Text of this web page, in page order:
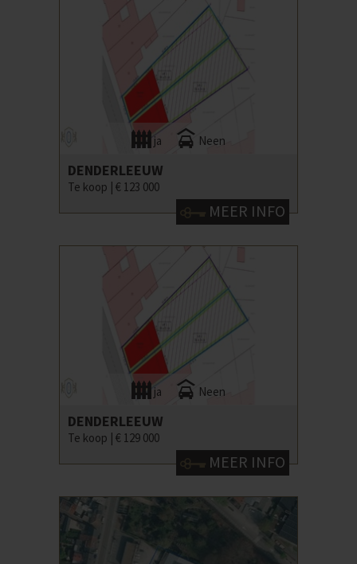
ja Neen
DENDERLEEUW
Te koop | € 123 000
MEER INFO
ja Neen
DENDERLEEUW
Te koop | € 129 000
MEER INFO